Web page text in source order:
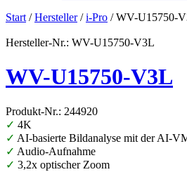
Start /Hersteller/i-Pro / WV-U15750-
Hersteller-Nr.: WV-U15750-V3L
WV-U15750-V3L
Produkt-Nr.: 244920
✓ 4K
✓ AI-basierte Bildanalyse mit der AI-
✓ Audio-Aufnahme
✓ 3,2x optischer Zoom